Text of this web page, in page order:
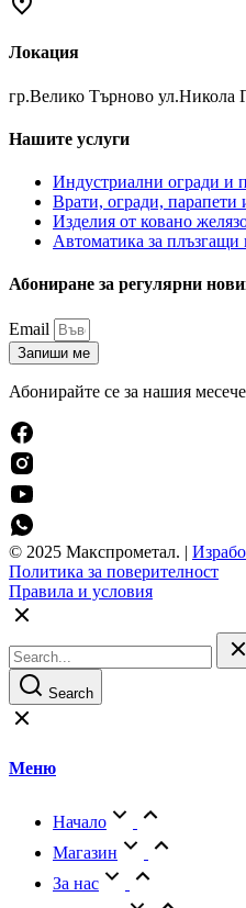
Локация
гр.Велико Търново ул.Никола
Нашите услуги
Индустриални огради и
Врати, огради, парапети
Изделия от ковано
Автоматика за плъзгащи
Абониране за регулярни
Email
Запиши ме
Абонирайте се за нашия
© 2025 Макспрометал. |
Политика за поверителност
Правила и условия
Go
Top
Search
Меню
Начало
Магазин
За нас